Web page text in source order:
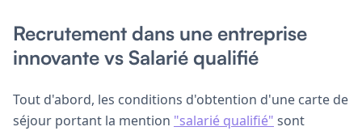
Recrutement dans une entreprise
innovante vs Salarié qualifié
Tout d'abord, les conditions d'obtention d'une carte de
séjour portant la mention "salarié qualifié" sont